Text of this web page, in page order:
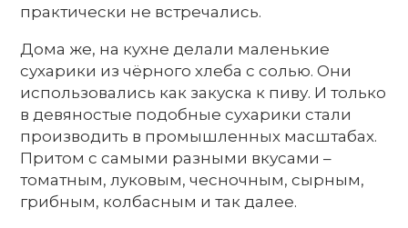
практически не встречались.
Дома же, на кухне делали маленькие
сухарики из чёрного хлеба с солью. Они
использовались как закуска к пиву. И только
в девяностые подобные сухарики стали
производить в промышленных масштабах.
Притом с самыми разными вкусами –
томатным, луковым, чесночным, сырным,
грибным, колбасным и так далее.